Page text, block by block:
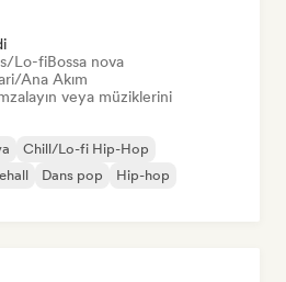
Lo-fiBossa nova
Ana Akım
veya müziklerini
Chill/Lo-fi Hip-Hop
Dans pop
Hip-hop